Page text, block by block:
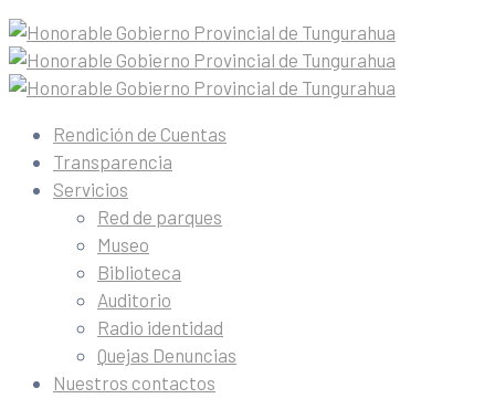
Rendición de Cuentas
Transparencia
Servicios
Red de parques
Museo
Biblioteca
Auditorio
Radio identidad
Quejas Denuncias
Nuestros contactos